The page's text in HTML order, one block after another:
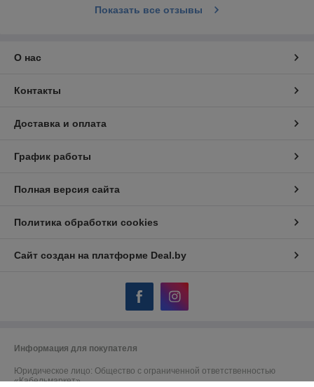
Показать все отзывы
О нас
Контакты
Доставка и оплата
График работы
Полная версия сайта
Политика обработки cookies
Сайт создан на платформе Deal.by
Информация для покупателя
Юридическое лицо: Общество с ограниченной ответственностью
«Кабельмаркет»